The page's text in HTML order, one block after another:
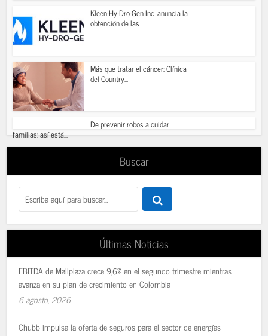
Kleen-Hy-Dro-Gen Inc. anuncia la
obtención de las...
Más que tratar el cáncer: Clínica
del Country...
De prevenir robos a cuidar
familias: así está...
Buscar
Últimas Noticias
EBITDA de Mallplaza crece 9,6% en el segundo trimestre mientras
avanza en su plan de crecimiento en Colombia
6 agosto, 2026
Chubb impulsa la oferta de seguros para el sector de energías